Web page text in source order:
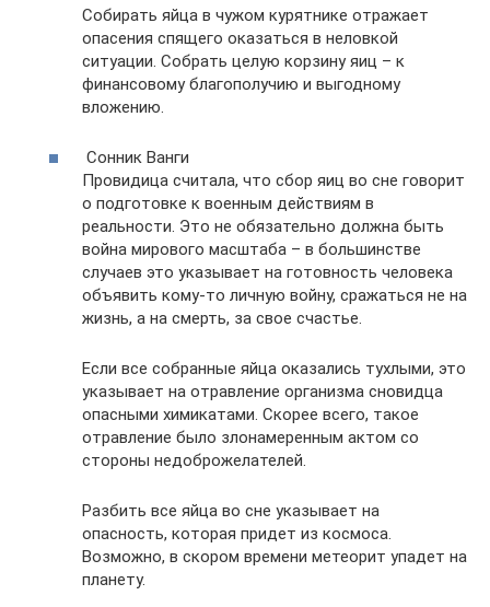
Собирать яйца в чужом курятнике отражает
опасения спящего оказаться в неловкой
ситуации. Собрать целую корзину яиц – к
финансовому благополучию и выгодному
вложению.
Сонник Ванги
Провидица считала, что сбор яиц во сне говорит
о подготовке к военным действиям в
реальности. Это не обязательно должна быть
война мирового масштаба – в большинстве
случаев это указывает на готовность человека
объявить кому-то личную войну, сражаться не на
жизнь, а на смерть, за свое счастье.
Если все собранные яйца оказались тухлыми, это
указывает на отравление организма сновидца
опасными химикатами. Скорее всего, такое
отравление было злонамеренным актом со
стороны недоброжелателей.
Разбить все яйца во сне указывает на
опасность, которая придет из космоса.
Возможно, в скором времени метеорит упадет на
планету.